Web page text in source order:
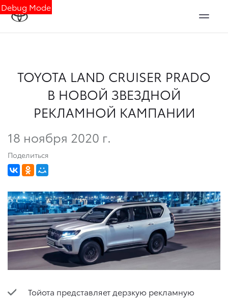
Debug Mode
TOYOTA LAND CRUISER PRADO
В НОВОЙ ЗВЕЗДНОЙ
РЕКЛАМНОЙ КАМПАНИИ
18 ноября 2020 г.
Поделиться
Тойота представляет дерзкую рекламную